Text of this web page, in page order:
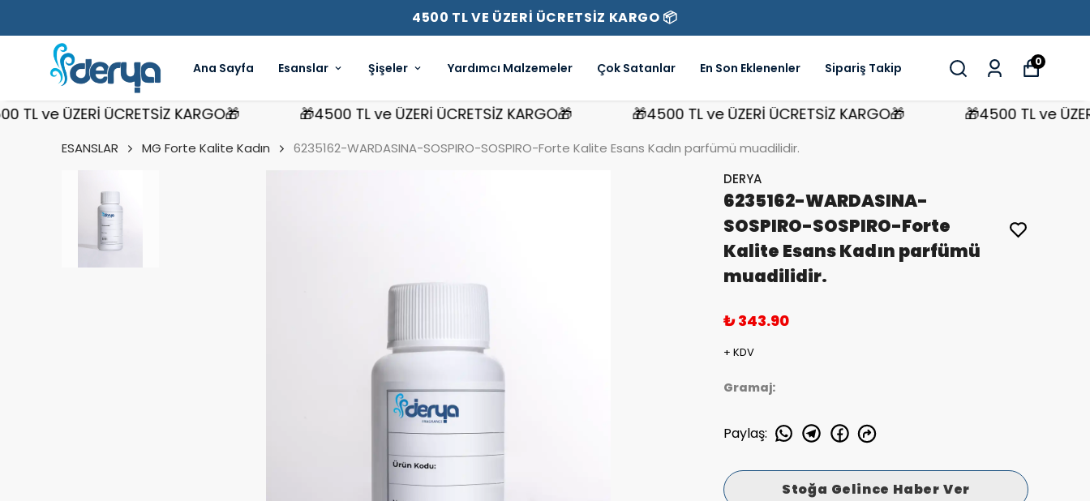
4500 TL VE ÜZERİ ÜCRETSİZ KARGO 📦
Ana Sayfa Esanslar Şişeler Yardımcı Malzemeler Çok Satanlar En Son Eklenenler Sipariş Takip 0
ÜZERİ ÜCRETSİZ KARGO🎁 🎁4500 TL ve ÜZERİ ÜCRETSİZ KARGO🎁 🎁4500 TL ve ÜZERİ ÜCRETSİZ KARGO🎁 🎁4500 TL ve ÜZERİ
ESANSLAR MG Forte Kalite Kadın
6235162-WARDASINA-SOSPIRO-SOSPIRO-Forte Kalite Esans Kadın parfümü muadilidir.
DERYA
6235162-WARDASINA-
SOSPIRO-SOSPIRO-Forte
Kalite Esans Kadın parfümü
muadilidir.
₺ 343.90
+ KDV
Gramaj:
Paylaş:
Stoğa Gelince Haber Ver